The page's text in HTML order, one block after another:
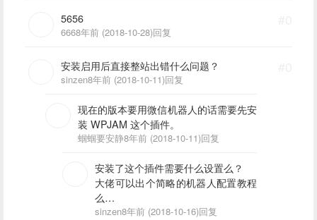
5656
6668年前 (2018-10-28)回复
安装启用后直接整站出错什么问题？
sinzen8年前 (2018-10-11)回复
现在的版本要用微信机器人的话需要先安
装 WPJAM 这个插件。
蝈蝈要安静8年前 (2018-10-11)回复
安装了这个插件需要什么设置么？
大佬可以出个简略的机器人配置教程
么
能够配置成就好 或者可以帮我指导一
sinzen8年前 (2018-10-16)回复